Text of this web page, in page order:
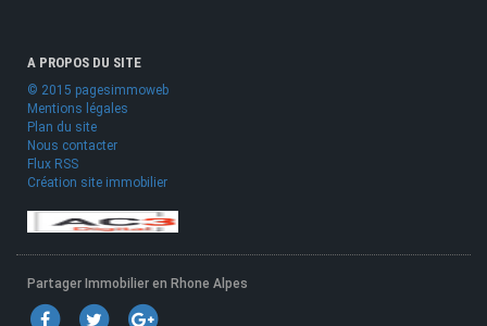
A PROPOS DU SITE
© 2015 pagesimmoweb
Mentions légales
Plan du site
Nous contacter
Flux RSS
Création site immobilier
Partager Immobilier en Rhone Alpes